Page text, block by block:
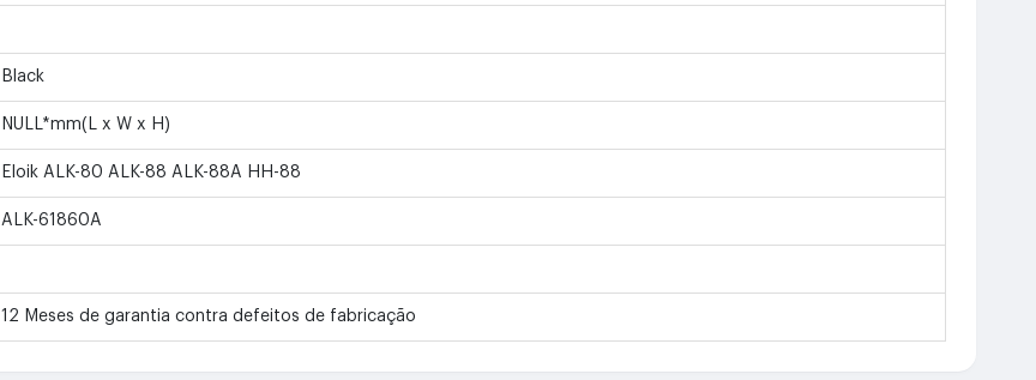
Black
NULL*mm(L x W x H)
Eloik ALK-80 ALK-88 ALK-88A HH-88
ALK-61860A
12 Meses de garantia contra defeitos de fabricação